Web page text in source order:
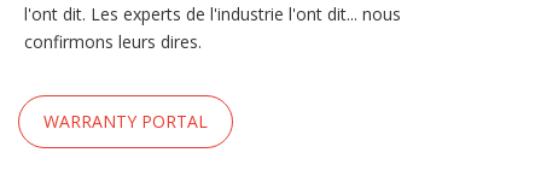
l'ont dit. Les experts de l'industrie l'ont dit... nous
confirmons leurs dires.
WARRANTY PORTAL